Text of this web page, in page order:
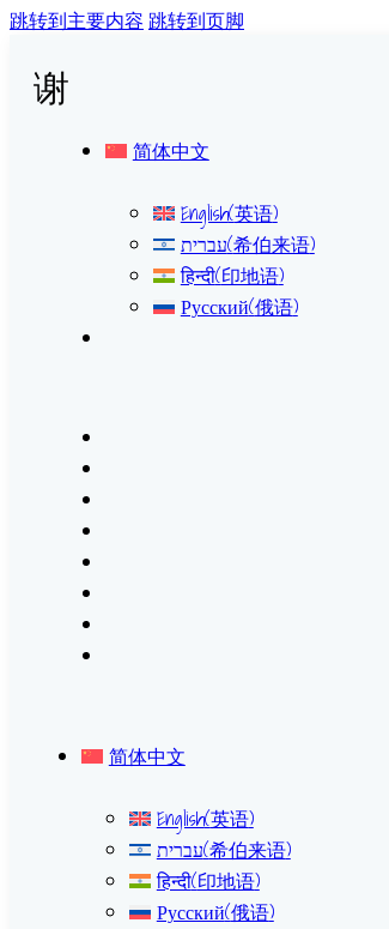
跳转到主要内容 跳转到页脚
谢
简体中文
English(英语)
עברית(希伯来语)
हिन्दी(印地语)
Русский(俄语)
简体中文
English(英语)
עברית(希伯来语)
हिन्दी(印地语)
Русский(俄语)